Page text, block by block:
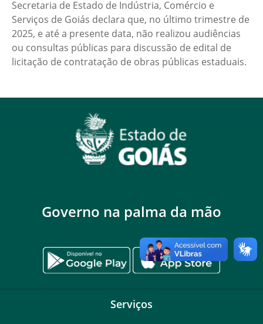
Secretaria de Estado de Indústria, Comércio e
Serviços de Goiás declara que, no último trimestre de
2025, e até a presente data, não realizou audiências
ou consultas públicas para discussão de edital de
licitação de contratação de obras públicas estaduais.
Governo na palma da mão
Serviços